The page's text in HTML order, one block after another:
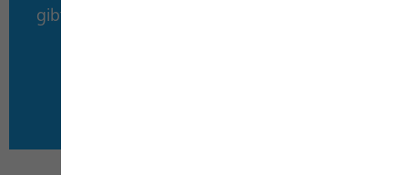
gibt's in unseren Energiesparbroschüren.